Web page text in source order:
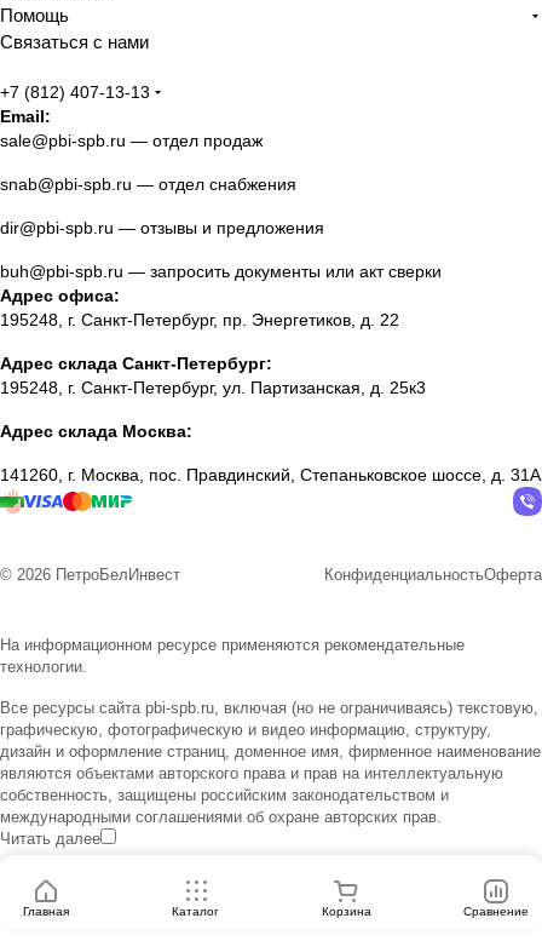
Помощь
Связаться с нами
+7 (812) 407-13-13
Email:
sale@pbi-spb.ru — отдел продаж
snab@pbi-spb.ru — отдел снабжения
dir@pbi-spb.ru — отзывы и предложения
buh@pbi-spb.ru — запросить документы или акт сверки
Адрес офиса:
195248, г. Санкт-Петербург, пр. Энергетиков, д. 22
Адрес склада Санкт-Петербург:
195248, г. Санкт-Петербург, ул. Партизанская, д. 25к3
Адрес склада Москва:
141260, г. Москва, пос. Правдинский, Степаньковское шоссе, д. 31А
© 2026 ПетроБелИнвест КонфиденциальностьОферта
На информационном ресурсе применяются рекомендательные
технологии.
Все ресурсы сайта pbi-spb.ru, включая (но не ограничиваясь) текстовую,
графическую, фотографическую и видео информацию, структуру,
дизайн и оформление страниц, доменное имя, фирменное наименование
являются объектами авторского права и прав на интеллектуальную
собственность, защищены российским законодательством и
международными соглашениями об охране авторских прав.
Читать далее
Главная Каталог Корзина Сравнение